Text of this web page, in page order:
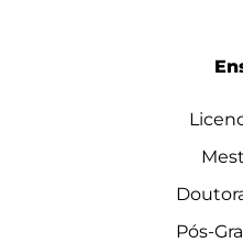
Pós-